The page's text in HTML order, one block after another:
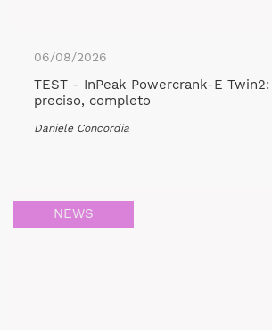
06/08/2026
TEST - InPeak Powercrank-E
preciso, completo
Daniele Concordia
NEWS